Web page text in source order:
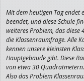
Mit dem heutigen Tag endet
beendet, und diese Schule
weiteres Problem, das diese
die Klassenraumfrage. Alle
kennen unsere kleinsten
Hauptgebäude gibt. Diese
von etwa 30
Also das Problem